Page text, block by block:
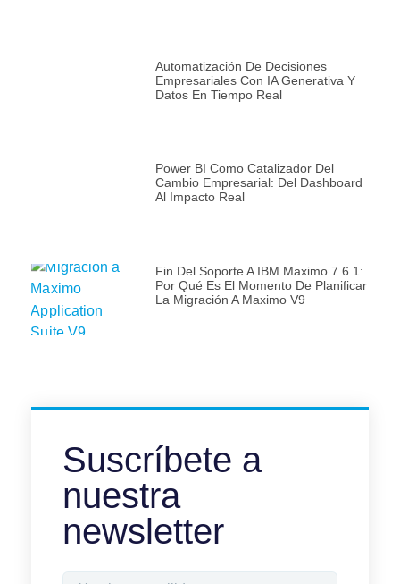
Automatización De Decisiones
Empresariales Con IA Generativa Y
Datos En Tiempo Real
Power BI Como Catalizador Del
Cambio Empresarial: Del Dashboard
Al Impacto Real
Fin Del Soporte A IBM Maximo 7.6.1:
Por Qué Es El Momento De Planificar
La Migración A Maximo V9
Suscríbete a
nuestra
newsletter